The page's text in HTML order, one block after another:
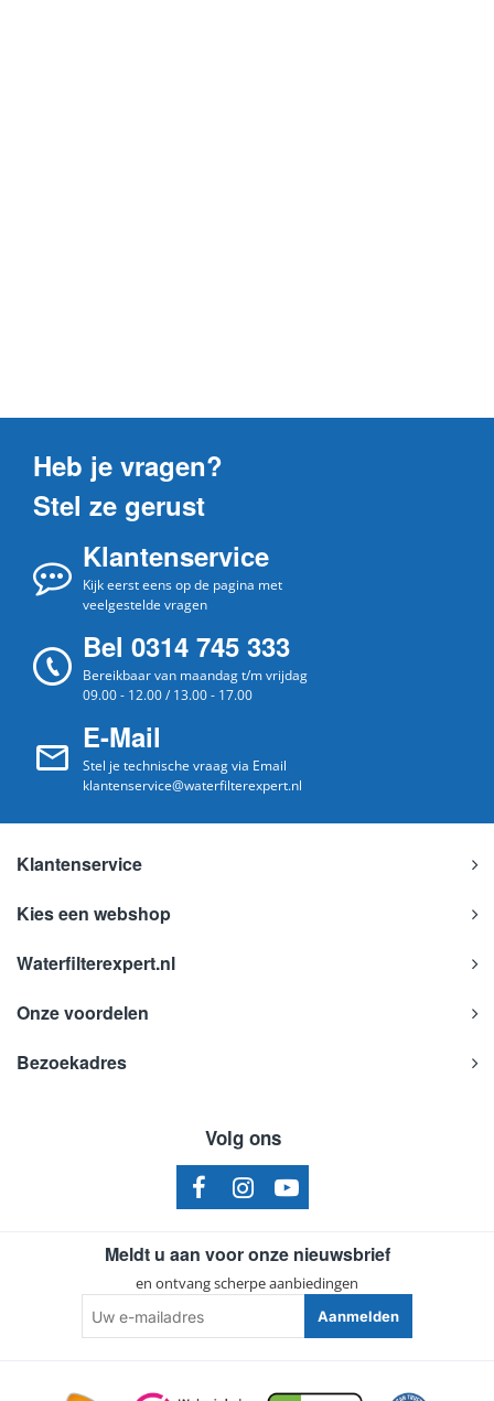
Heb je vragen?
Stel ze gerust
Klantenservice
Kijk eerst eens op de pagina met
veelgestelde vragen
Bel 0314 745 333
Bereikbaar van maandag t/m vrijdag
09.00 - 12.00 / 13.00 - 17.00
E-Mail
Stel je technische vraag via Email
klantenservice@waterfilterexpert.nl
Klantenservice
Kies een webshop
Waterfilterexpert.nl
Onze voordelen
Bezoekadres
Volg ons
Meldt u aan voor onze nieuwsbrief
en ontvang scherpe aanbiedingen
e-
mailadres
Aanmelden